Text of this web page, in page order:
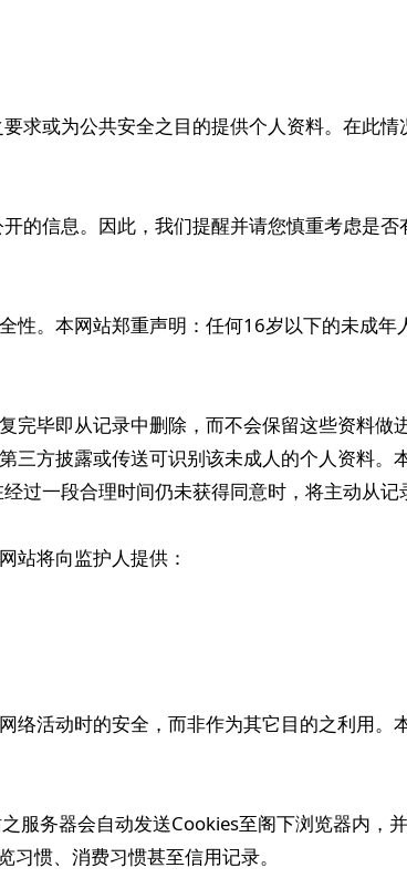
求或为公共安全之目的提供个人资料。在此情
的信息。因此，我们提醒并请您慎重考虑是否
性。本网站郑重声明：任何16岁以下的未成年
毕即从记录中删除，而不会保留这些资料做
三方披露或传送可识别该未成人的个人资料。
过一段合理时间仍未获得同意时，将主动从记
站将向监护人提供：
络活动时的安全，而非作为其它目的之利用。
服务器会自动发送Cookies至阁下浏览器内，
惯、消费习惯甚至信用记录。